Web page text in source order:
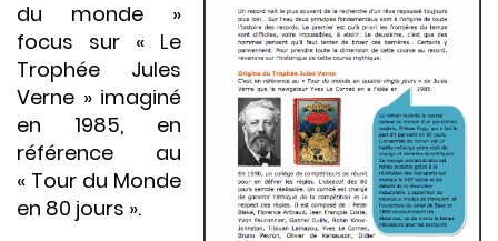
du monde »
focus sur « Le
Trophée Jules
Verne » imaginé
en 1985, en
référence au
« Tour du Monde
en 80 jours ».